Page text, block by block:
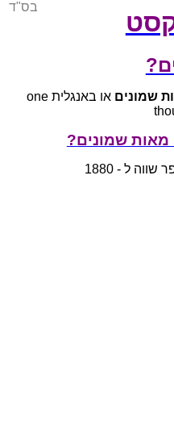
בס"ד
שמונים
או באנגלית one
שמונים?
ל - 1880